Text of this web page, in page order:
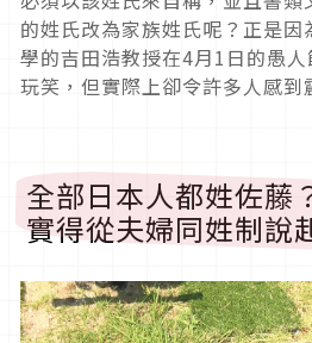
的姓氏改為家族姓氏呢？正是
學的吉田浩教授在4月1日的愚
玩笑，但實際上卻令許多人感到
全部日本人都姓佐藤
實得從夫婦同姓制說